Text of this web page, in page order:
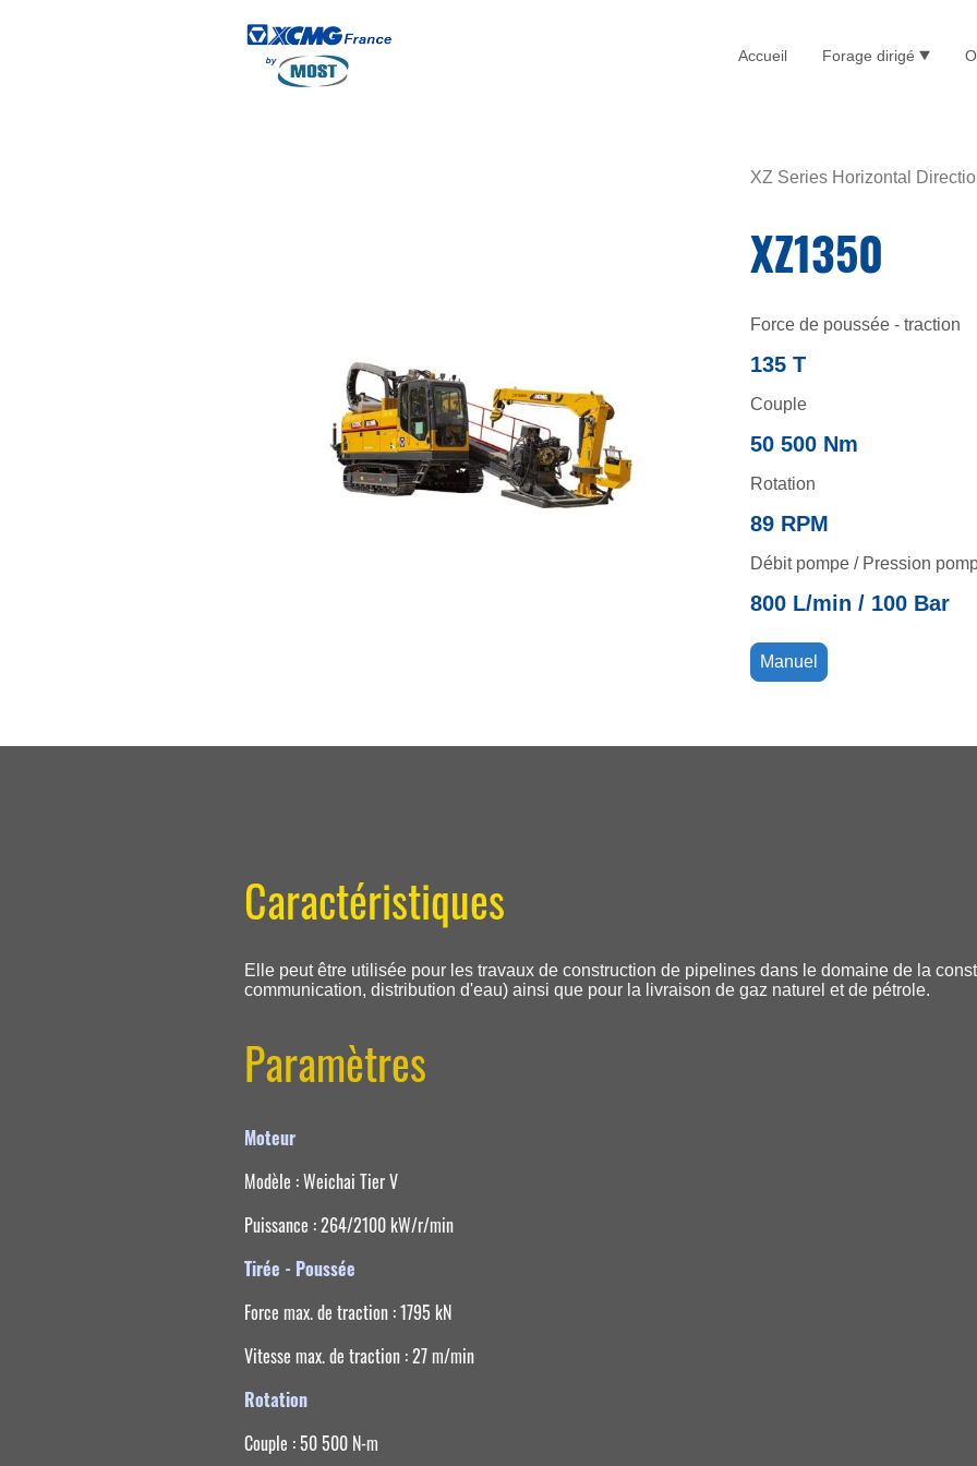
Accueil Forage dirigé
XZ Series Horizontal
XZ1350
Force de poussée - traction
135 T
Couple
50 500 Nm
Rotation
89 RPM
Débit pompe / Pression
800 L/min / 100 Bar
Manuel
Caractéristiques
Elle peut être utilisée pour les travaux de construction de pipelines dans le domaine de la
communication, distribution d'eau) ainsi que pour la livraison de gaz naturel et de pétrole.
Paramètres
Moteur
Modèle : Weichai Tier V
Puissance : 264/2100 kW/r/min
Tirée - Poussée
Force max. de traction : 1795 kN
Vitesse max. de traction : 27 m/min
Rotation
Couple : 50 500 N-m